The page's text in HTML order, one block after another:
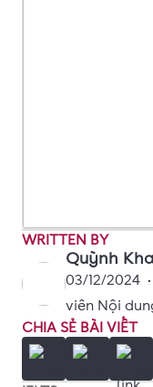
WRITTEN BY
Quỳnh
03/12/2024 •
viên Nội
CHIA SẺ BÀI VIẾT